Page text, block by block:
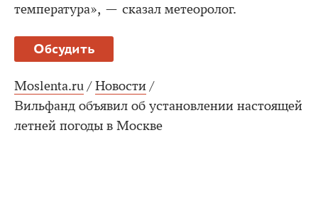
температура», — сказал метеоролог.
Обсудить
Moslenta.ru / Новости /
Вильфанд объявил об установлении настоящей
летней погоды в Москве